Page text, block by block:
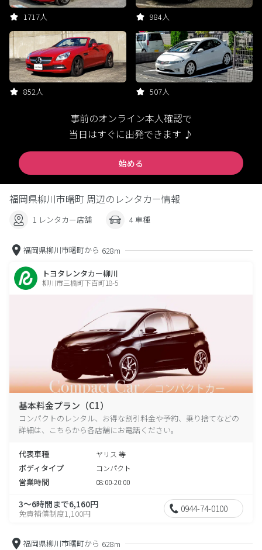
1717人 984人
852人 507人
事前のオンライン本人確認で
当日はすぐに出発できます ♪
始める
福岡県柳川市曙町 周辺のレンタカー情報
1 レンタカー店舗 4 車種
福岡県柳川市曙町から 628m
トヨタレンタカー柳川
柳川市三橋町下百町18-5
基本料金プラン（C1）
コンパクトのレンタル、お得な割引料金や予約、乗り捨てなどの
詳細は、こちらから各店舗にお電話ください。
代表車種 ヤリス 等
ボディタイプ コンパクト
営業時間 08:00-20:00
3～6時間まで6,160円
免責補償制度1,100円 0944-74-0100
福岡県柳川市曙町から 628m